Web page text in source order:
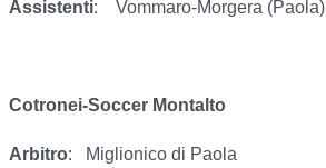
Assistenti: Vommaro-Morgera (Paola)
Cotronei-Soccer Montalto
Arbitro: Miglionico di Paola